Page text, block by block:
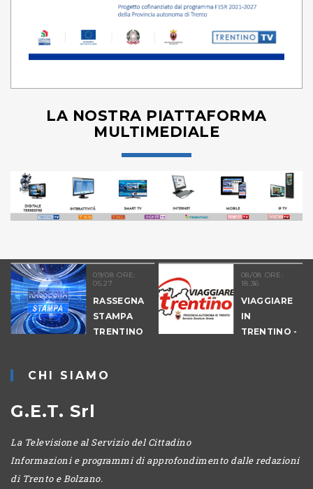
LA NOSTRA PIATTAFORMA
MULTIMEDIALE
09/08 ORE:
05.27
RASSEGNA
STAMPA
TRENTINO
08/08 ORE:
18.36
VIAGGIARE
IN
TRENTINO -
CHI SIAMO
G.E.T. Srl
La Televisione al Servizio del Cittadino
Informazioni e programmi di approfondimento dalle redazioni
di Trento e Bolzano.